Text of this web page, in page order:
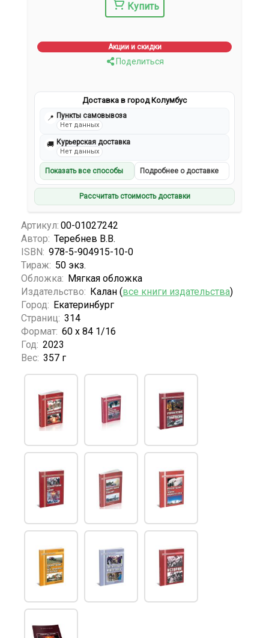
Купить
Акции и скидки
Поделиться
Доставка в город Колумбус
📍 Пункты самовывоза
Нет данных
🚚 Курьерская доставка
Нет данных
Показать все способы Подробнее о доставке
Рассчитать стоимость доставки
Артикул: 00-01027242
Автор: Теребнев В.В.
ISBN: 978-5-904915-10-0
Тираж: 50 экз.
Обложка: Мягкая обложка
Издательство: Калан (все книги издательства)
Город: Екатеринбург
Страниц: 314
Формат: 60 х 84 1/16
Год: 2023
Вес: 357 г